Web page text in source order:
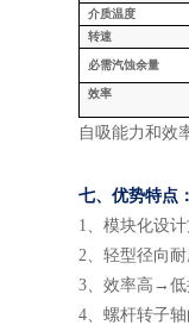
介质温度
转速
必需汽蚀余量
效率
自吸能力和效
七、 优势特点
1、 模块化设
2、 轻型径向
3、 效率高 →低
4、 螺杆转子